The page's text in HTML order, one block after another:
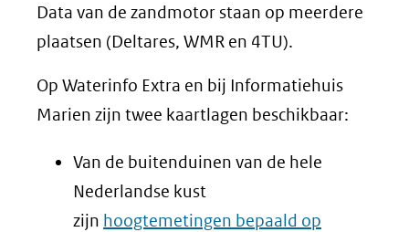
Data van de zandmotor staan op meerdere
plaatsen (Deltares, WMR en 4TU).
Op Waterinfo Extra en bij Informatiehuis
Marien zijn twee kaartlagen beschikbaar:
Van de buitenduinen van de hele
Nederlandse kust
zijn hoogtemetingen bepaald op